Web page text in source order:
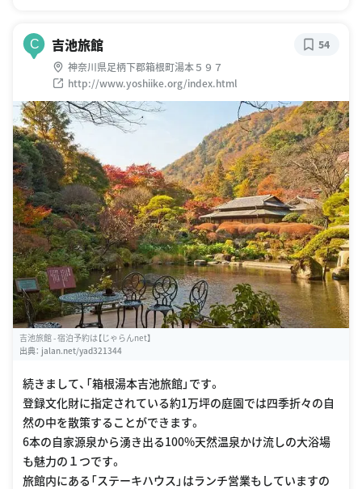
C 吉池旅館
神奈川県足柄下郡箱根町湯本５９７
http://www.yoshiike.org/index.html
54
吉池旅館 - 宿泊予約は【じゃらんnet】
出典： jalan.net/yad321344
続きまして、「箱根湯本吉池旅館」です。
登録文化財に指定されている約1万坪の庭園では四季折々の自
然の中を散策することができます。
6本の自家源泉から湧き出る100%天然温泉かけ流しの大浴場
も魅力の１つです。
旅館内にある「ステーキハウス」はランチ営業もしていますの